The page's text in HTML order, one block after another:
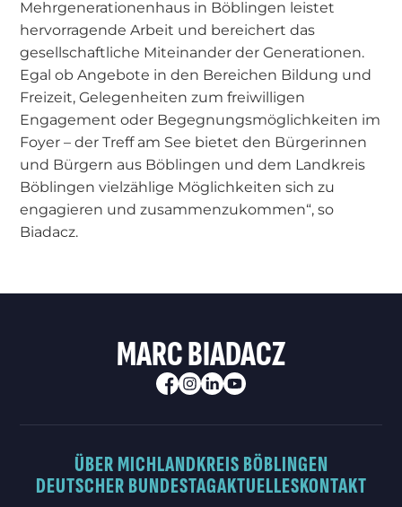
Mehrgenerationenhaus in Böblingen leistet
hervorragende Arbeit und bereichert das
gesellschaftliche Miteinander der Generationen.
Egal ob Angebote in den Bereichen Bildung und
Freizeit, Gelegenheiten zum freiwilligen
Engagement oder Begegnungsmöglichkeiten im
Foyer – der Treff am See bietet den Bürgerinnen
und Bürgern aus Böblingen und dem Landkreis
Böblingen vielzählige Möglichkeiten sich zu
engagieren und zusammenzukommen“, so
Biadacz.
MARC BIADACZ
ÜBER MICHLANDKREIS BÖBLINGEN
DEUTSCHER BUNDESTAGAKTUELLESKONTAKT